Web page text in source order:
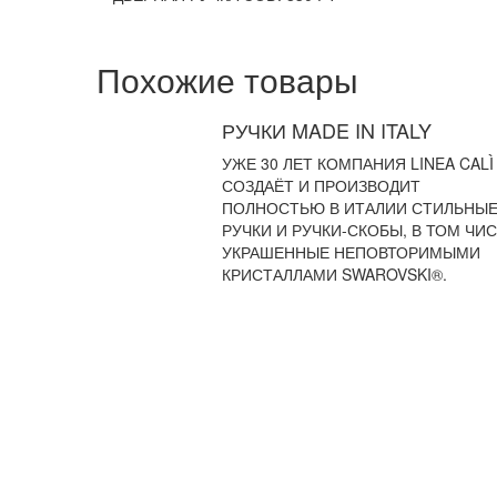
Похожие товары
РУЧКИ MADE IN ITALY
УЖЕ 30 ЛЕТ КОМПАНИЯ LINEA CALÌ
СОЗДАЁТ И ПРОИЗВОДИТ
ПОЛНОСТЬЮ В ИТАЛИИ СТИЛЬНЫЕ
РУЧКИ И РУЧКИ-СКОБЫ, В ТОМ
УКРАШЕННЫЕ НЕПОВТОРИМЫМИ
КРИСТАЛЛАМИ SWAROVSKI®.